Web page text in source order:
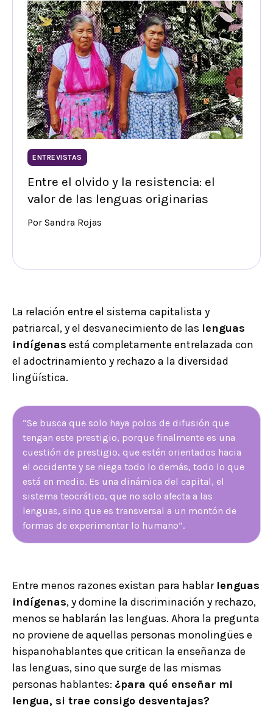
ENTREVISTAS
Entre el olvido y la resistencia: el
valor de las lenguas originarias
Por Sandra Rojas
La relación entre el sistema capitalista y
patriarcal, y el desvanecimiento de las lenguas
indígenas está completamente entrelazada con
el adoctrinamiento y rechazo a la diversidad
lingüística.
“Se busca que solo haya polos de difusión que
tengan este prestigio, porque finalmente es una
cuestión de prestigio, que estén orientados hacia
el occidente y se niega todo lo demás, todo lo que
está en medio. Es una dinámica del capital, el
sistema teocrático, que no solo afecta a las
lenguas, sino que es transversal a un montón de
formas de experimentar lo humano”.
Entre menos razones existan para hablar lenguas
indígenas, y domine la discriminación y rechazo,
menos se hablarán las lenguas. Ahora la pregunta
no proviene de aquellas personas monolingües e
hispanohablantes que critican la enseñanza de
las lenguas, sino que surge de las mismas
personas hablantes: ¿para qué enseñar mi
lengua, si trae consigo desventajas?